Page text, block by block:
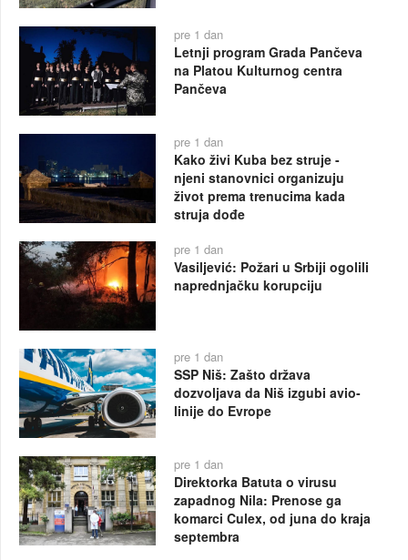
pre 1 dan
Letnji program Grada Pančeva
na Platou Kulturnog centra
Pančeva
pre 1 dan
Kako živi Kuba bez struje -
njeni stanovnici organizuju
život prema trenucima kada
struja dođe
pre 1 dan
Vasiljević: Požari u Srbiji ogolili
naprednjačku korupciju
pre 1 dan
SSP Niš: Zašto država
dozvoljava da Niš izgubi avio-
linije do Evrope
pre 1 dan
Direktorka Batuta o virusu
zapadnog Nila: Prenose ga
komarci Culex, od juna do kraja
septembra